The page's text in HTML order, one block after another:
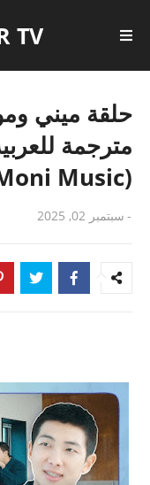
TV
حلقة ميني
Music)
- سبتمبر 02, 2025